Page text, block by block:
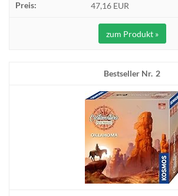
47,16 EUR
zum Produkt »
2